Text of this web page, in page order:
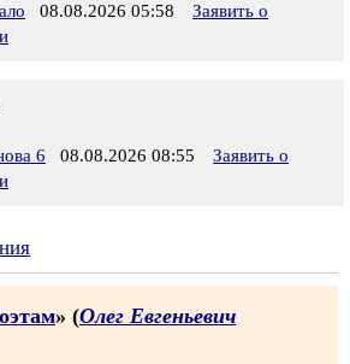
08.08.2026 05:58
Заявить о
6 08.08.2026 08:55
Заявить о
» (Олег Евгеньевич